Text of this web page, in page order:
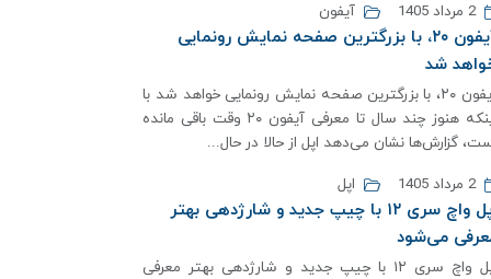
2 مرداد 1405
آیفون
آیفون ۲۰، با بزرگترین صفحه نمایش رونمایی
شد
آیفون ۲۰، با بزرگترین صفحه نمایش رونمایی خواهد شد با
اینکه هنوز چند سال تا معرفی آیفون ۲۰ وقت باقی مانده
گزارش‌ها نشان می‌دهد اپل از حالا در حال...
2 مرداد 1405
اپل
اپل واچ سری ۱۲ با چیپ جدید و شارژدهی بهتر
می‌شود
اپل واچ سری ۱۲ با چیپ جدید و شارژدهی بهتر معرفی